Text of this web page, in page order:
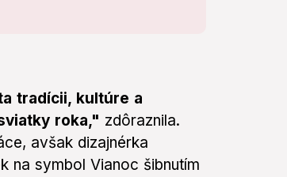
tradícii, kultúre a
roka," zdôraznila.
avšak dizajnérka
na symbol Vianoc šibnutím